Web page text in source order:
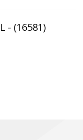
- (16581)